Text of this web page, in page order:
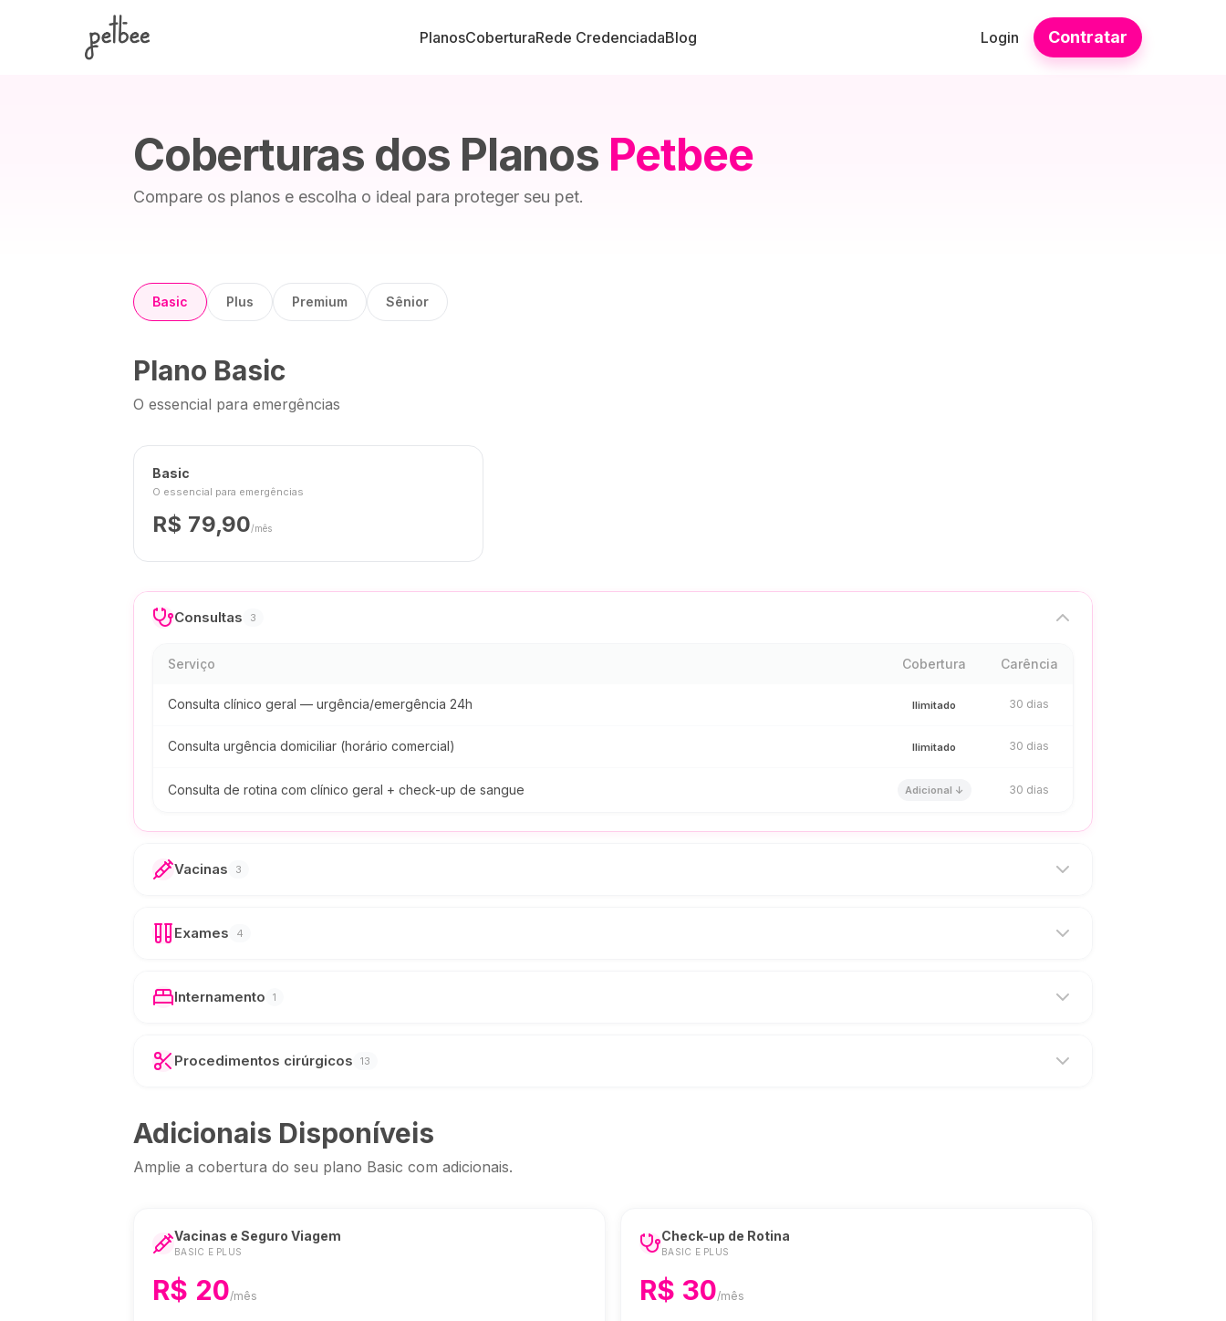
Pular para o conteúdo
PlanosCoberturaRede CredenciadaBlog Login Contratar
Coberturas dos Planos Petbee
Compare os planos e escolha o ideal para proteger seu pet.
Basic Plus Premium Sênior
Plano Basic
O essencial para emergências
Basic
O essencial para emergências
R$ 79,90/mês
Consultas 3
Serviço Cobertura Carência
Consulta clínico geral — urgência/emergência 24h Ilimitado 30 dias
Consulta urgência domiciliar (horário comercial) Ilimitado 30 dias
Consulta de rotina com clínico geral + check-up de sangue Adicional ↓ 30 dias
Vacinas 3
Exames 4
Internamento 1
Procedimentos cirúrgicos 13
Adicionais Disponíveis
Amplie a cobertura do seu plano Basic com adicionais.
Vacinas e Seguro Viagem
BASIC E PLUS
R$ 20/mês
Check-up de Rotina
BASIC E PLUS
R$ 30/mês